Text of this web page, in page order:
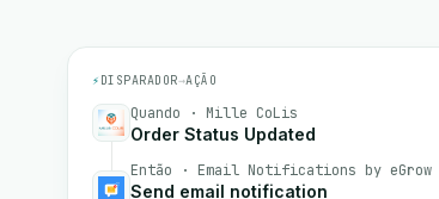
⚡ DISPARADOR→AÇÃO
Quando · Mille CoLis
Order Status Updated
Então · Email Notifications by eGrow
Send email notification